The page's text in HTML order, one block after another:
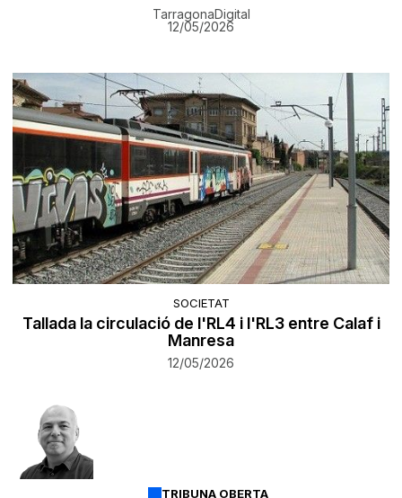
TarragonaDigital
12/05/2026
SOCIETAT
Tallada la circulació de l'RL4 i l'RL3 entre Calaf i
Manresa
12/05/2026
TRIBUNA OBERTA